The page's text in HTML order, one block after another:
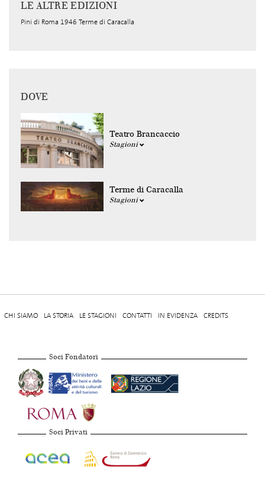
LE ALTRE EDIZIONI
Pini di Roma 1946 Terme di Caracalla
DOVE
Teatro Brancaccio
Stagioni
Terme di Caracalla
Stagioni
CHI SIAMO LA STORIA LE STAGIONI CONTATTI IN EVIDENZA CREDITS
Soci Fondatori
Soci Privati